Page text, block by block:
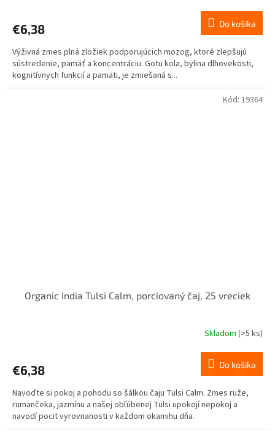
€6,38 Do košíka
Výživná zmes plná zložiek podporujúcich mozog, ktoré zlepšujú
sústredenie, pamäť a koncentráciu. Gotu kola, bylina dlhovekosti,
kognitívnych funkcií a pamäti, je zmiešaná s...
Organic India Tulsi Calm, porciovaný čaj, 25 vreciek
Skladom (>5 ks)
€6,38 Do košíka
Navoďte si pokoj a pohodu so šálkou čaju Tulsi Calm. Zmes ruže,
rumančeka, jazmínu a našej obľúbenej Tulsi upokojí nepokoj a
navodí pocit vyrovnanosti v každom okamihu dňa.
Kód: 19364